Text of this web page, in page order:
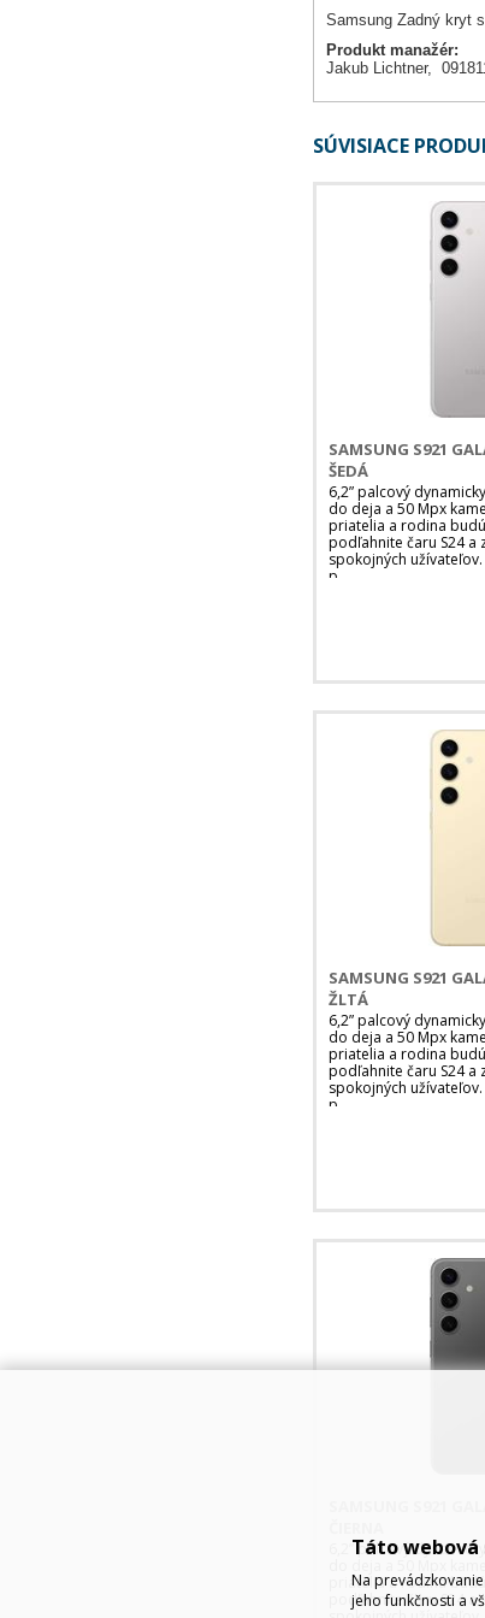
Samsung Zadný kryt
Produkt manažér:
Jakub Lichtner,
SÚVISIACE
SAMSUNG S921
ŠEDÁ
6,2” palcový
do deja a 50 Mpx
priatelia a rodina
podľahnite čaru S24 a
spokojných
p
SAMSUNG S921
ŽLTÁ
6,2” palcový
do deja a 50 Mpx
priatelia a rodina
podľahnite čaru S24 a
spokojných
p
6,2” palcový
priatelia a rodina
podľahnite čaru S24
Táto
Na
jeho funkčnosti a